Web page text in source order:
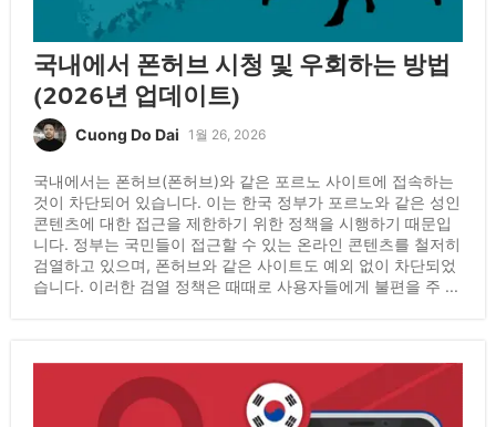
국내에서 폰허브 시청 및 우회하는 방법
(2026년 업데이트)
Cuong Do Dai 1월 26, 2026
국내에서는 폰허브(폰허브)와 같은 포르노 사이트에 접속하는
것이 차단되어 있습니다. 이는 한국 정부가 포르노와 같은 성인
콘텐츠에 대한 접근을 제한하기 위한 정책을 시행하기 때문입
니다. 정부는 국민들이 접근할 수 있는 온라인 콘텐츠를 철저히
검열하고 있으며, 폰허브와 같은 사이트도 예외 없이 차단되었
습니다. 이러한 검열 정책은 때때로 사용자들에게 불편을 주 ...